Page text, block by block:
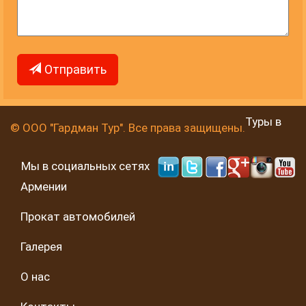
Отправить
© ООО "Гардман Тур". Все права защищены.
Мы в социальных сетях
Туры в
Армении
Прокат автомобилей
Галерея
О нас